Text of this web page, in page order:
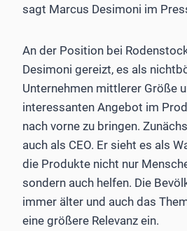
sagt Marcus Desimoni im
An der Position bei
Desimoni gereizt, es als
Unternehmen mittlerer Größe
interessanten Angebot im
nach vorne zu bringen.
auch als CEO. Er sieht es als
die Produkte nicht nur
sondern auch helfen. Die
immer älter und auch das
eine größere Relevanz ein.